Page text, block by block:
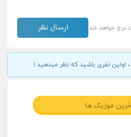
درج خواهد شد
نفری باشید که نظر میدهید !
موزیک ها